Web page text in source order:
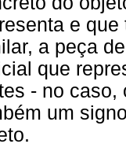
e
a peça
que
- no caso,
um